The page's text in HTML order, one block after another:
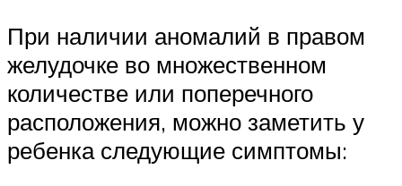
При наличии аномалий в правом
желудочке во множественном
количестве или поперечного
расположения, можно заметить у
ребенка следующие симптомы: